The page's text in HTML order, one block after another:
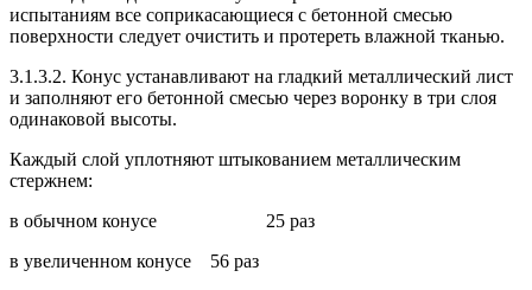
испытаниям все соприкасающиеся с бетонной смесью
поверхности следует очистить и протереть влажной тканью.
3.1.3.2. Конус устанавливают на гладкий металлический лист
и заполняют его бетонной смесью через воронку в три слоя
одинаковой высоты.
Каждый слой уплотняют штыкованием металлическим
стержнем:
в обычном конусе 25 раз
в увеличенном конусе 56 раз